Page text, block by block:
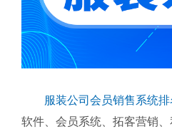
服装公司会员销售系统排
软件、会员系统、拓客营销